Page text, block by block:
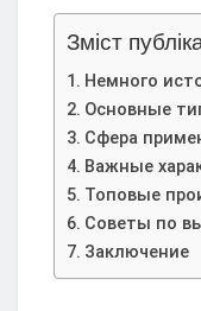
Зміст
Немного
Основные
Сфера
Важные
Топовые
Советы по
Заключение